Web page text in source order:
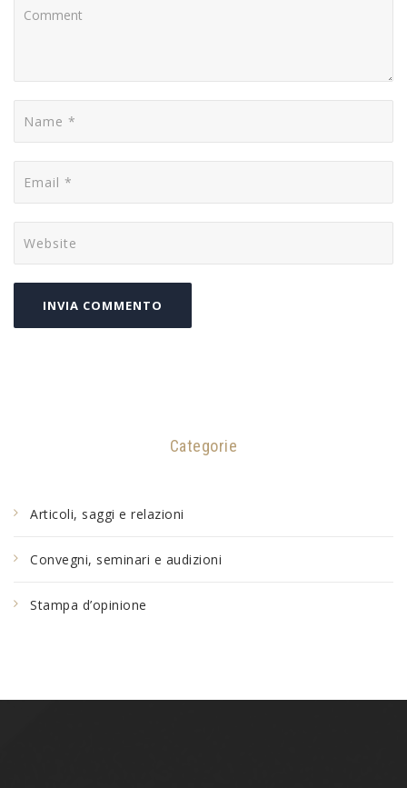
Categorie
Articoli, saggi e relazioni
Convegni, seminari e audizioni
Stampa d’opinione